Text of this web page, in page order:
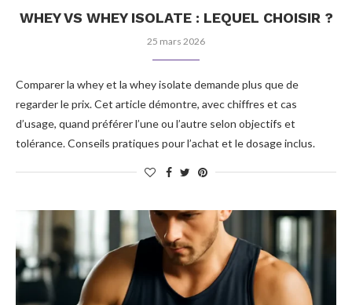
WHEY VS WHEY ISOLATE : LEQUEL CHOISIR ?
25 mars 2026
Comparer la whey et la whey isolate demande plus que de
regarder le prix. Cet article démontre, avec chiffres et cas
d’usage, quand préférer l’une ou l’autre selon objectifs et
tolérance. Conseils pratiques pour l’achat et le dosage inclus.